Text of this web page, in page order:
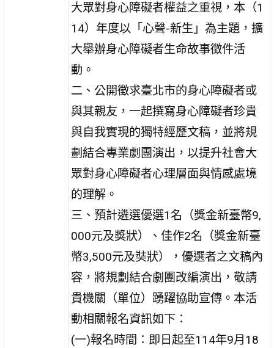
大眾對身心障礙者權益之重視，本（1
14）年度以「心聲-新生」為主題，擴
大舉辦身心障礙者生命故事徵件活
動。
二、公開徵求臺北市的身心障礙者或
與其親友，一起撰寫身心障礙者珍貴
與自我實現的獨特經歷文稿，並將規
劃結合專業劇團演出，以提升社會大
眾對身心障礙者心理層面與情感處境
的理解。
三、預計遴選優選1名（獎金新臺幣9,
000元及獎狀）、佳作2名（獎金新臺
幣3,500元及奘狀），優選者之文稿內
容，將規劃結合劇團改編演出，敬請
貴機關（單位）踴躍協助宣傳。本活
動相關報名資訊如下：
(一)報名時間：即日起至114年9月18